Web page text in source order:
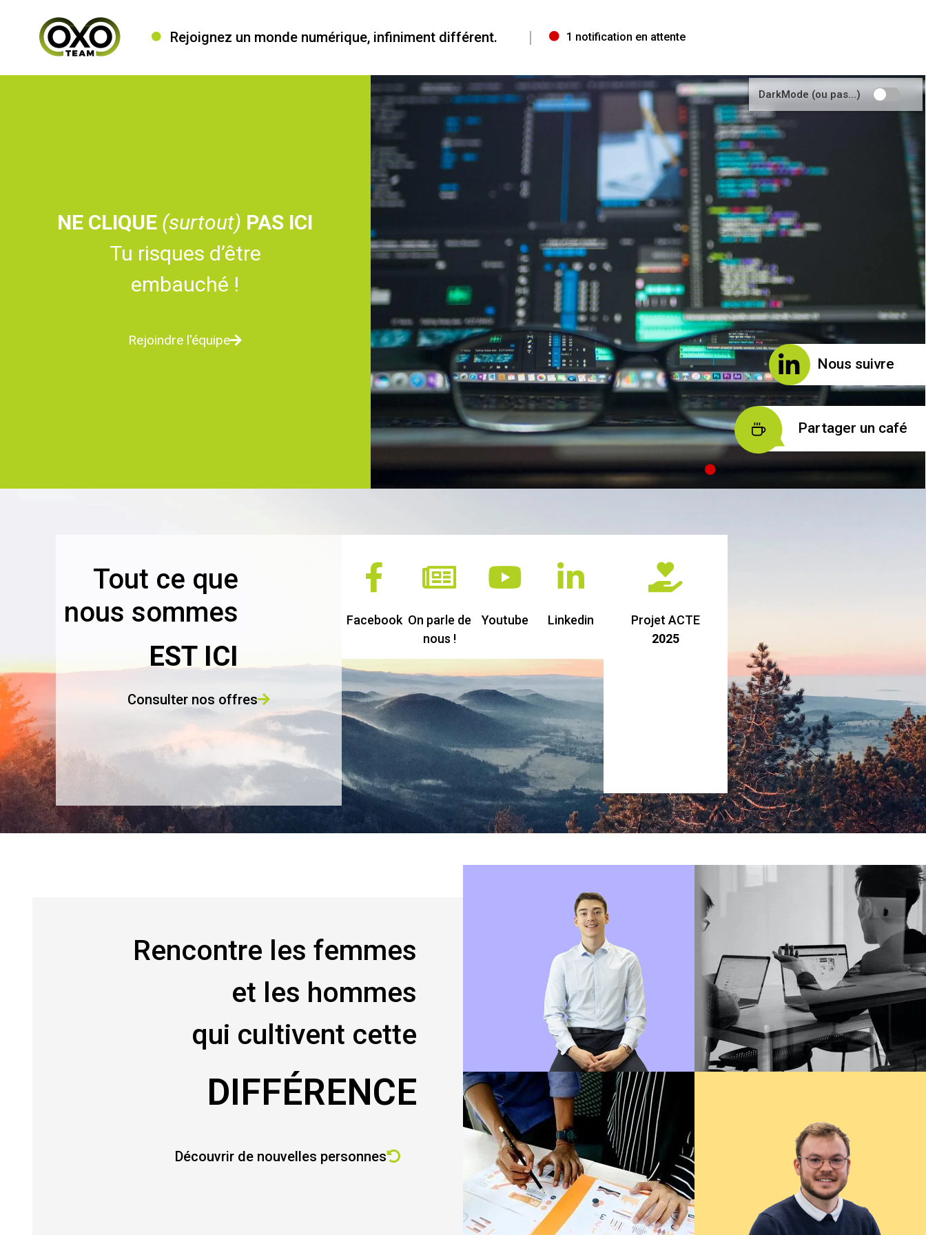
Rejoignez un monde numérique, infiniment différent. | 1 notification en attente
DarkMode (ou pas...)
NE CLIQUE (surtout) PAS ICI
Tu risques d’être
embauché !
Rejoindre l'équipe
Nous suivre
Partager un café
Tout ce que
nous sommes
EST ICI
Consulter nos offres
Facebook On parle de
nous !
Youtube Linkedin
Projet ACTE
2025
Rencontre les femmes
et les hommes
qui cultivent cette
DIFFÉRENCE
Découvrir de nouvelles personnes
JULIEN
UX Researcher
Lire sa bio
MAXENCE
Développeur Temps Réel
Lire sa bio